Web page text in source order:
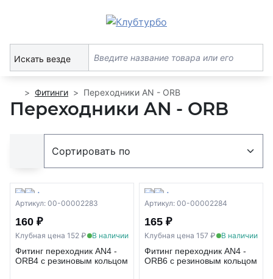
Искать везде
Фитинги Переходники AN - ORB
Переходники AN - ORB
Артикул: 00-00002283
160 ₽
Клубная цена 152 ₽ В наличии
Фитинг переходник AN4 -
ORB4 с резиновым кольцом
Артикул: 00-00002284
165 ₽
Клубная цена 157 ₽ В наличии
Фитинг переходник AN4 -
ORB6 с резиновым кольцом